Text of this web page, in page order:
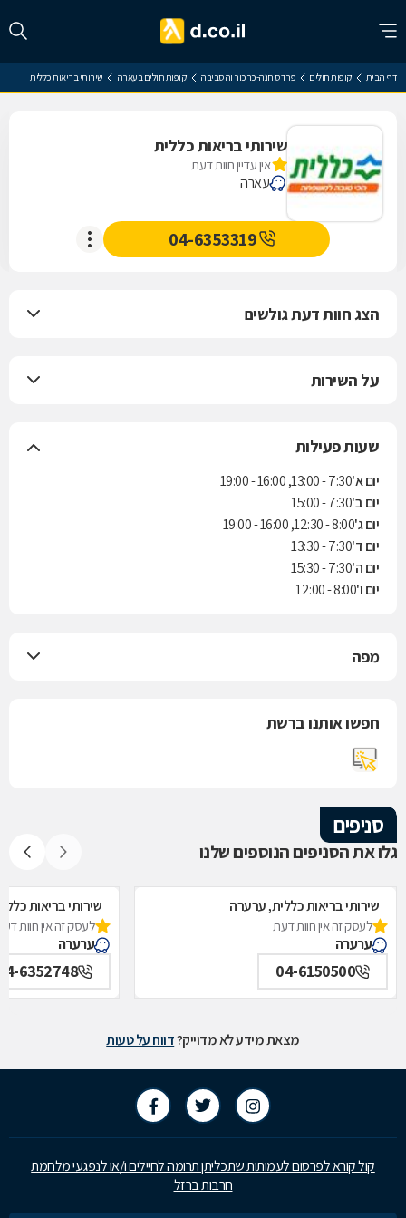
דף הבית קופות חולים פרדס חנה-כרכור והסביבה קופות חולים בעארה שירותי בריאות כללית
שירותי בריאות כללית
אין עדיין חוות דעת
עארה
04-6353319
הצג חוות דעת גולשים
על השירות
שעות פעילות
יום א'7:30 - 13:00, 16:00 - 19:00
יום ב'7:30 - 15:00
יום ג'8:00 - 12:30, 16:00 - 19:00
יום ד'7:30 - 13:30
יום ה'7:30 - 15:30
יום ו'8:00 - 12:00
מפה
חפשו אותנו ברשת
סניפים
גלו את הסניפים הנוספים שלנו
שירותי בריאות כללית, ערערה
לעסק זה אין חוות דעת
ערערה
04-6150500
שירותי בריאות
לעסק זה אין חוות
ערערה
6352748
מצאת מידע לא מדוייק?דווח על טעות
קול קורא לפרסום לעמותות שתכליתן תרומה לחיילים ו/או לנפגעי מלחמת
חרבות ברזל